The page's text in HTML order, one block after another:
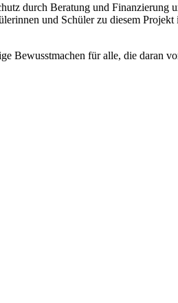
durch Beratung und
und Schüler zu diesem
Bewusstmachen für alle, die daran